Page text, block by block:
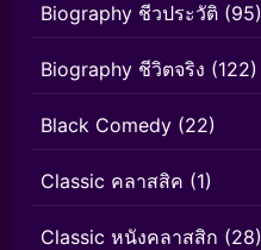
Biography ชีวประวัติ (95)
Biography ชีวิตจริง (122)
Black Comedy (22)
Classic คลาสสิค (1)
Classic หนังคลาสสิก (28)